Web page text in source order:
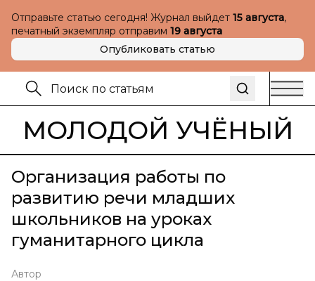
Отправьте статью сегодня! Журнал выйдет 15 августа,
печатный экземпляр отправим 19 августа
Опубликовать статью
МОЛОДОЙ УЧЁНЫЙ
Организация работы по
развитию речи младших
школьников на уроках
гуманитарного цикла
Автор